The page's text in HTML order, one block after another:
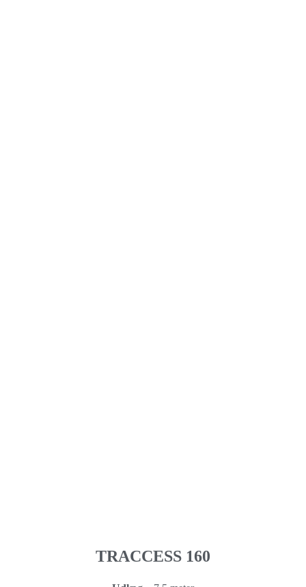
TRACCESS 160